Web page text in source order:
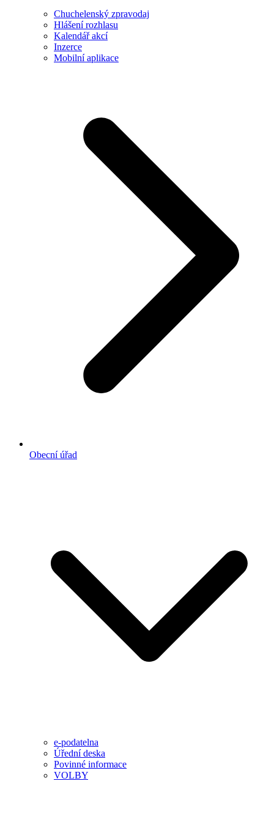
Chuchelenský zpravodaj
Hlášení rozhlasu
Kalendář akcí
Inzerce
Mobilní aplikace
Obecní úřad
e-podatelna
Úřední deska
Povinné informace
VOLBY